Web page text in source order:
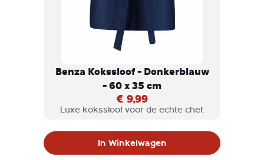
Benza Kokssloof - Donkerblauw
- 60 x 35 cm
€ 9,99
Luxe kokssloof voor de echte chef.
In Winkelwagen